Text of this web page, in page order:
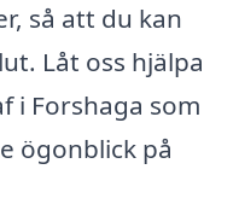
så att du kan
Låt oss hjälpa
i Forshaga som
ögonblick på